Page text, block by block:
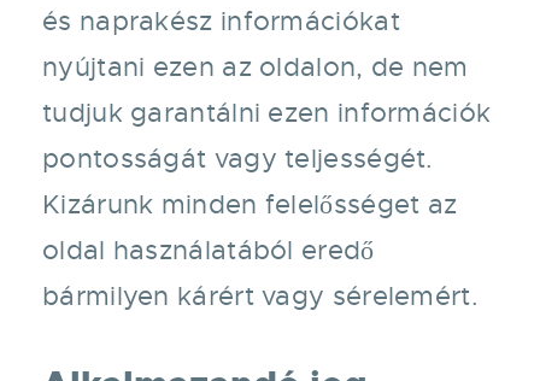
és naprakész információkat
nyújtani ezen az oldalon, de nem
tudjuk garantálni ezen információk
pontosságát vagy teljességét.
Kizárunk minden felelősséget az
oldal használatából eredő
bármilyen kárért vagy sérelemért.